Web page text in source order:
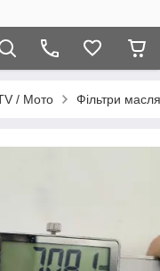
/ Мото Фільтри